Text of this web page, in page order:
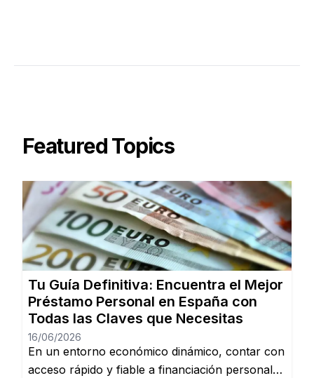
Featured Topics
Tu Guía Definitiva: Encuentra el Mejor
Préstamo Personal en España con
Todas las Claves que Necesitas
16/06/2026
En un entorno económico dinámico, contar con
acceso rápido y fiable a financiación personal